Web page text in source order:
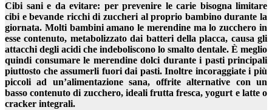
Cibi sani e da evitare: per prevenire le carie bisogna limitare
cibi e bevande ricchi di zuccheri al proprio bambino durante la
giornata. Molti bambini amano le merendine ma lo zucchero in
esse contenuto, metabolizzato dai batteri della placca, causa gli
attacchi degli acidi che indeboliscono lo smalto dentale. È meglio
quindi consumare le merendine dolci durante i pasti principali
piuttosto che assumerli fuori dai pasti. Inoltre incoraggiate i più
piccoli ad un’alimentazione sana, offrite alternative con un
basso contenuto di zucchero, ideali frutta fresca, yogurt e latte o
cracker integrali.